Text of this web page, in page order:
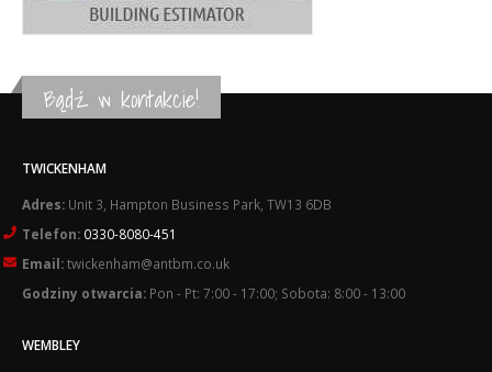
Bądź w kontakcie!
TWICKENHAM
Adres: Unit 3, Hampton Business Park, TW13 6DB
Telefon: 0330-8080-451
Email:twickenham@antbm.co.uk
Godziny otwarcia: Pon - Pt: 7:00 - 17:00; Sobota: 8:00 - 13:00
WEMBLEY